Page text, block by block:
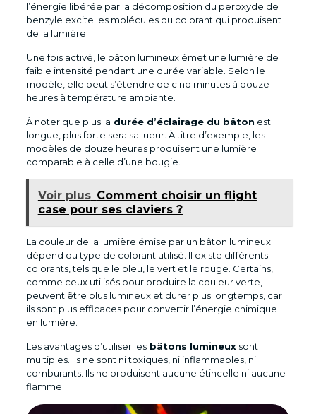
l’énergie libérée par la décomposition du peroxyde de
benzyle excite les molécules du colorant qui produisent
de la lumière.
Une fois activé, le bâton lumineux émet une lumière de
faible intensité pendant une durée variable. Selon le
modèle, elle peut s’étendre de cinq minutes à douze
heures à température ambiante.
À noter que plus la durée d’éclairage du bâton est
longue, plus forte sera sa lueur. À titre d’exemple, les
modèles de douze heures produisent une lumière
comparable à celle d’une bougie.
Voir plus Comment choisir un flight
case pour ses claviers ?
La couleur de la lumière émise par un bâton lumineux
dépend du type de colorant utilisé. Il existe différents
colorants, tels que le bleu, le vert et le rouge. Certains,
comme ceux utilisés pour produire la couleur verte,
peuvent être plus lumineux et durer plus longtemps, car
ils sont plus efficaces pour convertir l’énergie chimique
en lumière.
Les avantages d’utiliser lesbâtons lumineuxsont
multiples. Ils ne sont ni toxiques, ni inflammables, ni
comburants. Ils ne produisent aucune étincelle ni aucune
flamme.